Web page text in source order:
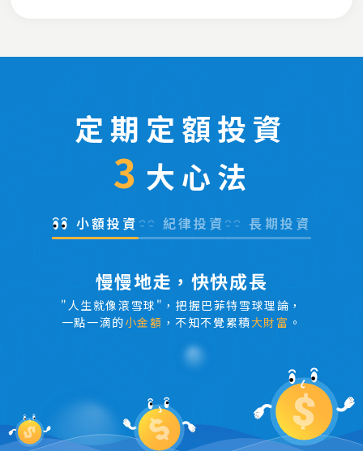
定期定額投資
3 大心法
小額投資 紀律投資 長期投資
慢慢地走，快快成長
"人生就像滾雪球"，把握巴菲特雪球理論，
一點一滴的小金額 ，不知不覺累積大財富 。